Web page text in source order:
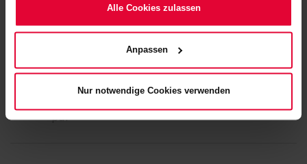
die Einwilligungserklärung zu ändern oder zu widerrufen)
Website) bzw. derDatenschutzerklärung.
Alle Cookies zulassen
Anpassen
Nur notwendige Cookies verwenden
Millionenauftrag für Steuler Anlagenbau
27.11.2019| Dateigröße: 910 KB | Dateiformat:
pdf